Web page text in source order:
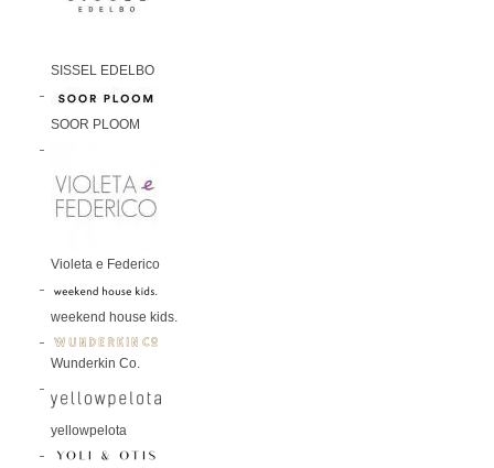
SISSEL EDELBO
SOOR PLOOM
Violeta e Federico
weekend house kids.
Wunderkin Co.
yellowpelota